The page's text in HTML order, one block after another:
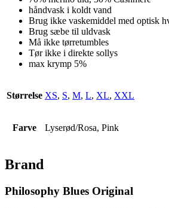
håndvask i koldt vand
Brug ikke vaskemiddel med optisk
Brug sæbe til uldvask
Må ikke tørretumbles
Tør ikke i direkte sollys
max krymp 5%
Størrelse XS, S, M, L, XL, XXL
Farve Lyserød/Rosa, Pink
Brand
Philosophy Blues Original